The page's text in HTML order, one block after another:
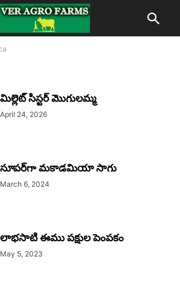
మిల్లెట్‌ సిస్టర్‌ మొగులమ్మ
April 24, 2026
సూపర్‌గా మకాడమియా సాగు
March 6, 2024
లాభసాటి ఈము పక్షుల పెంపకం
May 5, 2023